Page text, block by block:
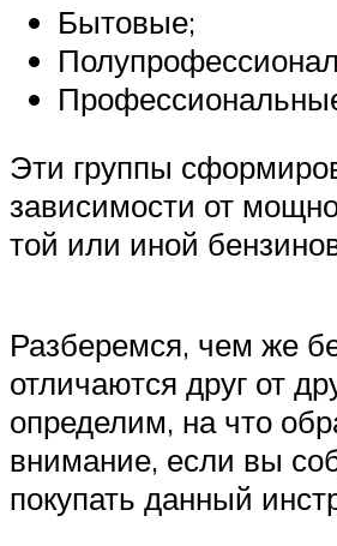
Бытовые;
Эти группы
зависимости от
той или иной
Разберемся, чем же
отличаются друг от
определим, на что
внимание, если вы
покупать данный